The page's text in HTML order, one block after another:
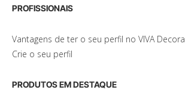
PROFISSIONAIS
Vantagens de ter o seu perfil no VIVA Decora
Crie o seu perfil
PRODUTOS EM DESTAQUE